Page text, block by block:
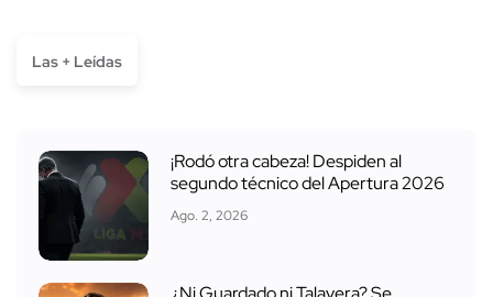
Las + Leídas
¡Rodó otra cabeza! Despiden al
segundo técnico del Apertura 2026
Ago. 2, 2026